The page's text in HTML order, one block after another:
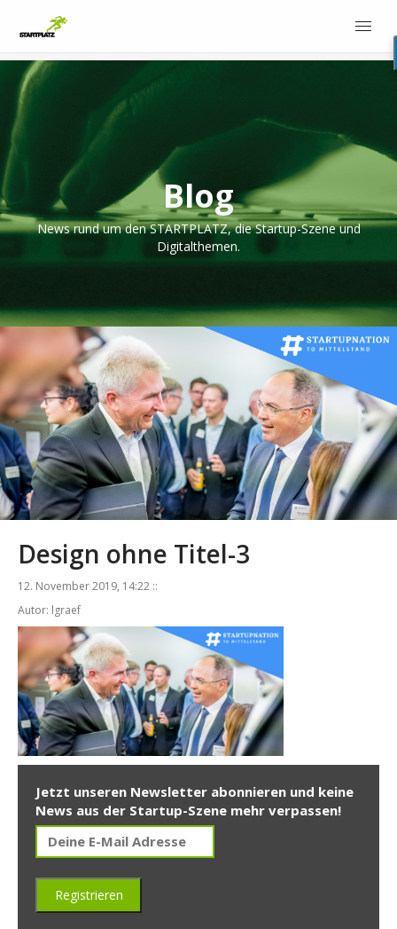
Blog
News rund um den STARTPLATZ, die Startup-Szene und
Digitalthemen.
Design ohne Titel-3
12. November 2019, 14:22 ::
Autor: lgraef
Jetzt unseren Newsletter abonnieren und keine
News aus der Startup-Szene mehr verpassen!